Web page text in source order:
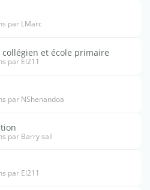
par LMarc
et école primaire
par El211
par NShenandoa
par Barry sall
par El211